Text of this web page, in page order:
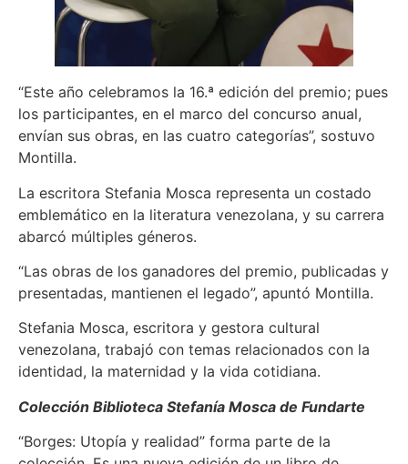
“Este año celebramos la 16.ª edición del premio; pues
los participantes, en el marco del concurso anual,
envían sus obras, en las cuatro categorías”, sostuvo
Montilla.
La escritora Stefania Mosca representa un costado
emblemático en la literatura venezolana, y su carrera
abarcó múltiples géneros.
“Las obras de los ganadores del premio, publicadas y
presentadas, mantienen el legado”, apuntó Montilla.
Stefania Mosca, escritora y gestora cultural
venezolana, trabajó con temas relacionados con la
identidad, la maternidad y la vida cotidiana.
Colección Biblioteca Stefanía Mosca de Fundarte
“Borges: Utopía y realidad” forma parte de la